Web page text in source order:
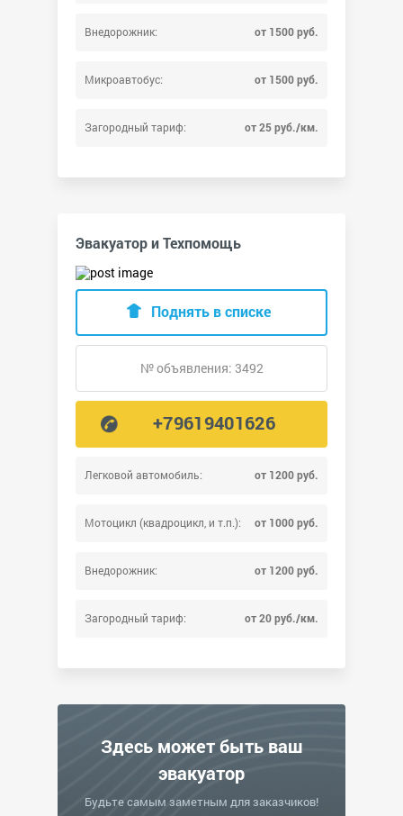
Внедорожник: от 1500 руб.
Микроавтобус: от 1500 руб.
Загородный тариф: от 25 руб./км.
Эвакуатор и Техпомощь
Легковой автомобиль: от 1200 руб.
Мотоцикл (квадроцикл, и т.п.): от 1000 руб.
Внедорожник: от 1200 руб.
Загородный тариф: от 20 руб./км.
Поднять в списке
№ объявления: 3492
+79619401626
Здесь может быть ваш
эвакуатор
Будьте самым заметным для заказчиков!